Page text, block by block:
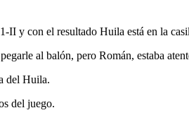
y con el resultado Huila está en la
al balón, pero Román, estaba
del Huila.
del juego.